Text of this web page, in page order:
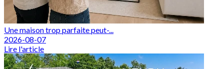
Une maison trop parfaite peut-...
2026-08-07
Lire l'article